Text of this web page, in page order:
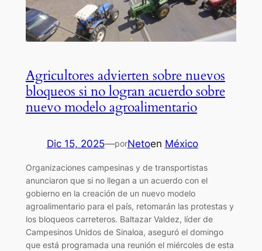
Agricultores advierten sobre nuevos
bloqueos si no logran acuerdo sobre
nuevo modelo agroalimentario
Dic 15, 2025—porNetoen México
Organizaciones campesinas y de transportistas
anunciaron que si no llegan a un acuerdo con el
gobierno en la creación de un nuevo modelo
agroalimentario para el país, retomarán las protestas y
los bloqueos carreteros. Baltazar Valdez, líder de
Campesinos Unidos de Sinaloa, aseguró el domingo
que está programada una reunión el miércoles de esta